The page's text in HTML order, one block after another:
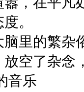
。
里的繁杂
空了杂念
音乐